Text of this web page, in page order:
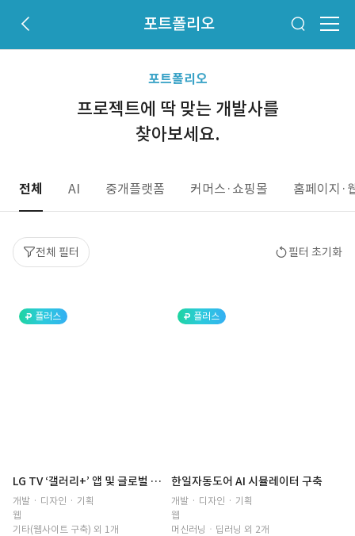
포트폴리오
포트폴리오
프로젝트에 딱 맞는 개발사를
찾아보세요.
전체 AI 중개플랫폼 커머스·쇼핑몰 홈페이지·
전체 필터 필터 초기화
플러스
LG TV ‘갤러리+’ 앱 및 글로벌 콘텐츠 어드민 웹사이트 기획·개발
개발 · 디자인 · 기획
웹
기타(웹사이트 구축) 외 1개
플러스
한일자동도어 AI 시뮬레이터 구축
개발 · 디자인 · 기획
웹
머신러닝ㆍ딥러닝 외 2개